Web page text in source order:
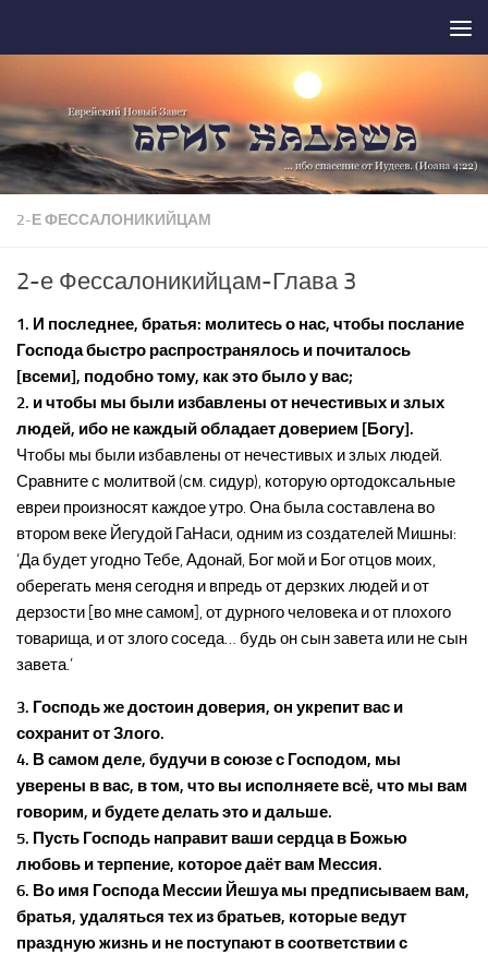
2-Е ФЕССАЛОНИКИЙЦАМ
2-е Фессалоникийцам-Глава 3
1. И последнее, братья: молитесь о нас, чтобы послание
Господа быстро распространялось и почиталось
[всеми], подобно тому, как это было у вас;
2. и чтобы мы были избавлены от нечестивых и злых
людей, ибо не каждый обладает доверием [Богу].
Чтобы мы были избавлены от нечестивых и злых людей.
Сравните с молитвой (см. сидур), которую ортодоксальные
евреи произносят каждое утро. Она была составлена во
втором веке Йегудой ГаНаси, одним из создателей Мишны:
‘Да будет угодно Тебе, Адонай, Бог мой и Бог отцов моих,
оберегать меня сегодня и впредь от дерзких людей и от
дерзости [во мне самом], от дурного человека и от плохого
товарища, и от злого соседа… будь он сын завета или не сын
завета.’
3. Господь же достоин доверия, он укрепит вас и
сохранит от Злого.
4. В самом деле, будучи в союзе с Господом, мы
уверены в вас, в том, что вы исполняете всё, что мы вам
говорим, и будете делать это и дальше.
5. Пусть Господь направит ваши сердца в Божью
любовь и терпение, которое даёт вам Мессия.
6. Во имя Господа Мессии Йешуа мы предписываем вам,
братья, удаляться тех из братьев, которые ведут
праздную жизнь и не поступают в соответствии с